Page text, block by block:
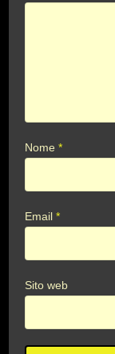
Nome*
Email*
Sito web